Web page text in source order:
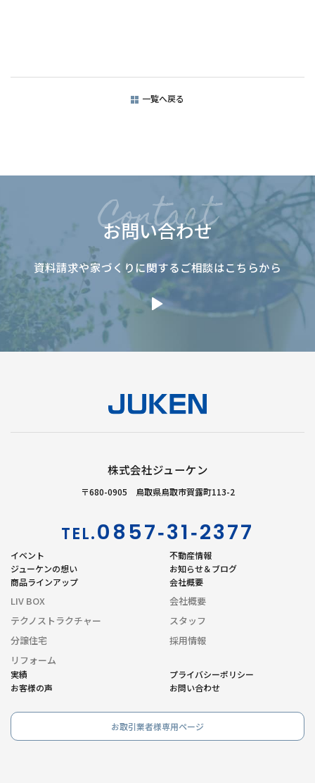
一覧へ戻る
お問い合わせ
資料請求や家づくりに関するご相談はこちらから
株式会社ジューケン
〒680-0905 鳥取県鳥取市賀露町113-2
TEL.0857‐31‐2377
イベント
不動産情報
ジューケンの想い
お知らせ＆ブログ
商品ラインアップ
LIV BOX
テクノストラクチャー
分譲住宅
リフォーム
会社概要
会社概要
スタッフ
採用情報
実績
プライバシーポリシー
お客様の声
お問い合わせ
お取引業者様専用ページ